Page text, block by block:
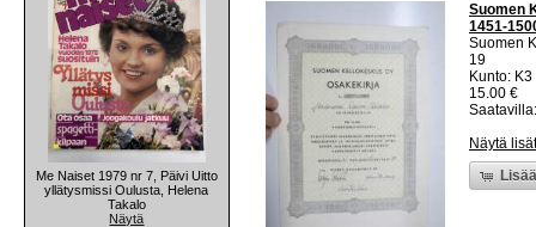
Me Naiset 1979 nr 7, Päivi Uitto
yllätysmissi Oulusta, Helena
Takalo
Näytä
Suomen
1451-
Suomen
19
Kunto:
15.00 €
Näytä